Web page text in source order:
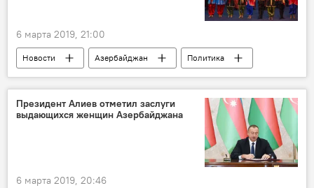
6 марта 2019, 21:00
Новости Азербайджан
Политика
ЖИЗНЬ
Ильхам Алиев
Поздравление
Международный женский день
Президент Алиев отметил заслуги
выдающихся женщин Азербайджана
6 марта 2019, 20:46